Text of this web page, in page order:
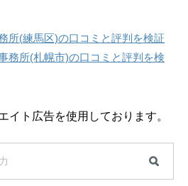
所(練馬区)の口コミと評判を検証
務所(札幌市)の口コミと評判を検
ト広告を使用しております。